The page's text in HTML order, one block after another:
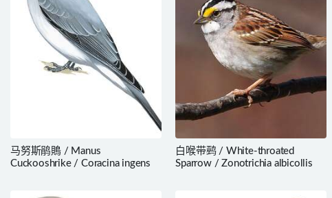
马努斯鹃鵙 / Manus
Cuckooshrike / Coracina ingens
白喉带鹀 / White-throated
Sparrow / Zonotrichia albicollis